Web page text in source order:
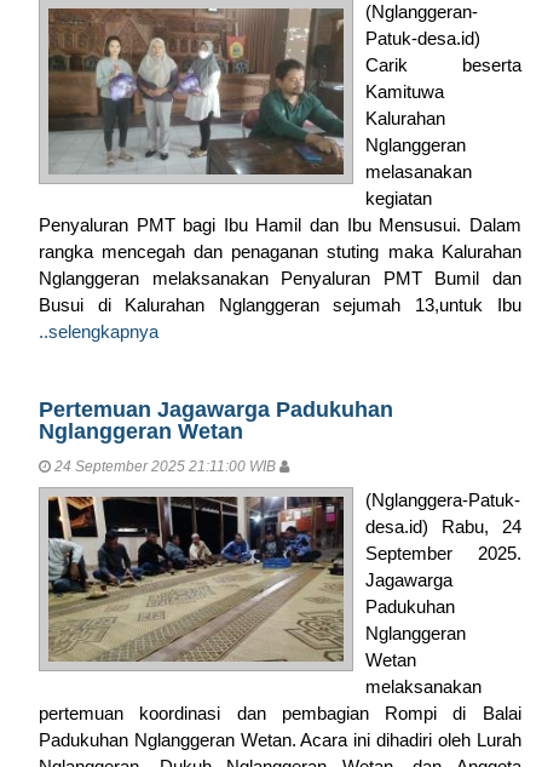
(Nglanggeran-
Patuk-desa.id)
Carik beserta
Kamituwa
Kalurahan
Nglanggeran
melasanakan
kegiatan
Penyaluran PMT bagi Ibu Hamil dan Ibu Mensusui. Dalam
rangka mencegah dan penaganan stuting maka Kalurahan
Nglanggeran melaksanakan Penyaluran PMT Bumil dan
Busui di Kalurahan Nglanggeran sejumah 13,untuk Ibu
..selengkapnya
Pertemuan Jagawarga Padukuhan
Nglanggeran Wetan
24 September 2025 21:11:00 WIB
(Nglanggera-Patuk-
desa.id) Rabu, 24
September 2025.
Jagawarga
Padukuhan
Nglanggeran
Wetan
melaksanakan
pertemuan koordinasi dan pembagian Rompi di Balai
Padukuhan Nglanggeran Wetan. Acara ini dihadiri oleh Lurah